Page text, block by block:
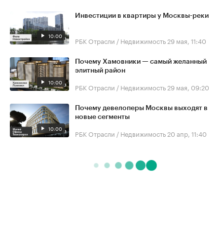
10:00
Инвестиции в квартиры у Москвы-реки
РБК Отрасли / Недвижимость 29 мая, 11:40
10:00
Почему Хамовники — самый желанный
элитный район
РБК Отрасли / Недвижимость 29 мая, 09:20
10:00
Почему девелоперы Москвы выходят в
новые сегменты
РБК Отрасли / Недвижимость 20 апр, 11:40